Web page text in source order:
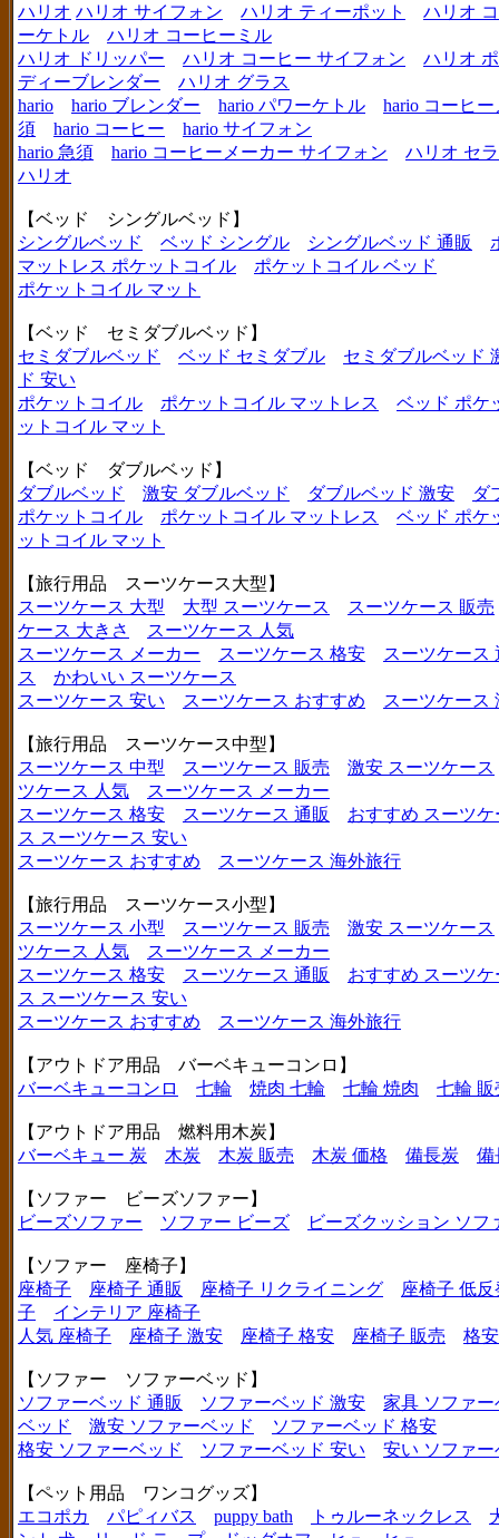
ハリオ ハリオ サイフォン ハリオ ティーポット
ハリオ
ーケトル
ハリオ コーヒーミル
ハリオ ドリッパー
ハリオ コーヒー サイフォン
ハリオ
ディーブレンダー
ハリオ グラス
hario
hario ブレンダー hario パワーケトル
hario コーヒ
須
hario コーヒー
hario サイフォン
hario 急須
hario コーヒーメーカー サイフォン
ハリオ セ
ハリオ
【ベッド シングルベッド】
シングルベッド
ベッド シングル シングルベッド 通販
マットレス ポケットコイル
ポケットコイル ベッド
ポケットコイル マット
【ベッド セミダブルベッド】
セミダブルベッド
ベッド セミダブル
セミダブルベッド
ド 安い
ポケットコイル
ポケットコイル マットレス
ベッド ポケ
ットコイル マット
【ベッド ダブルベッド】
ダブルベッド
激安 ダブルベッド ダブルベッド 激安
ダ
ポケットコイル
ポケットコイル マットレス
ベッド ポケ
ットコイル マット
【旅行用品 スーツケース大型】
スーツケース 大型
大型 スーツケース
スーツケース 販売
ケース 大きさ
スーツケース 人気
スーツケース メーカー
スーツケース 格安
スーツケース
ス
かわいい スーツケース
スーツケース 安い
スーツケース おすすめ スーツケース
【旅行用品 スーツケース中型】
スーツケース 中型
スーツケース 販売
激安 スーツケース
ツケース 人気
スーツケース メーカー
スーツケース 格安
スーツケース 通販
おすすめ スーツケ
ス スーツケース 安い
スーツケース おすすめ
スーツケース 海外旅行
【旅行用品 スーツケース小型】
スーツケース 小型
スーツケース 販売
激安 スーツケース
ツケース 人気
スーツケース メーカー
スーツケース 格安
スーツケース 通販
おすすめ スーツケ
ス スーツケース 安い
スーツケース おすすめ
スーツケース 海外旅行
【アウトドア用品 バーベキューコンロ】
バーベキューコンロ
七輪 焼肉 七輪 七輪 焼肉 七輪 販
【アウトドア用品 燃料用木炭】
バーベキュー 炭
木炭 木炭 販売 木炭 価格 備長炭 備
【ソファー ビーズソファー】
ビーズソファー
ソファー ビーズ ビーズクッション ソフ
【ソファー 座椅子】
座椅子
座椅子 通販 座椅子 リクライニング
座椅子 低反
子
インテリア 座椅子
人気 座椅子
座椅子 激安 座椅子 格安 座椅子 販売 格
【ソファー ソファーベッド】
ソファーベッド 通販
ソファーベッド 激安
家具 ソファー
ベッド
激安 ソファーベッド
ソファーベッド 格安
格安 ソファーベッド
ソファーベッド 安い 安い ソファー
【ペット用品 ワンコグッズ】
エコポカ
パピィバス puppy bath トゥルーネックレス